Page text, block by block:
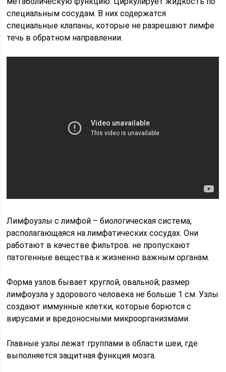
специальным сосудам. В них содержатся
специальные клапаны, которые не разрешают лимфе
течь в обратном направлении.
Лимфоузлы с лимфой – биологическая система,
располагающаяся на лимфатических сосудах. Они
работают в качестве фильтров: не пропускают
патогенные вещества к жизненно важным органам.
Форма узлов бывает круглой, овальной; размер
лимфоузла у здорового человека не больше 1 см. Узлы
создают иммунные клетки, которые борются с
вирусами и вредоносными микроорганизмами.
Главные узлы лежат группами в области шеи, где
выполняется защитная функция мозга.